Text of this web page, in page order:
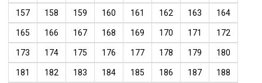
157 158 159 160 161 162 163 164
165 166 167 168 169 170 171 172
173 174 175 176 177 178 179 180
181 182 183 184 185 186 187 188